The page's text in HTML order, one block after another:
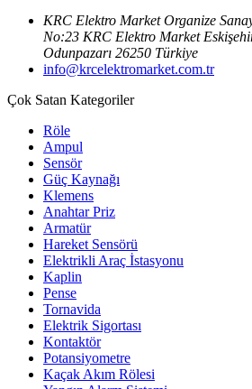
KRC Elektro Market Organize
No:23 KRC Elektro Market
Odunpazarı 26250 Türkiye
info@krcelektromarket.com.tr
Çok Satan Kategoriler
Röle
Ampul
Sensör
Güç Kaynağı
Klemens
Anahtar Priz
Armatür
Hareket Sensörü
Elektrikli Araç İstasyonu
Kaplin
Pense
Tornavida
Elektrik Sigortası
Kontaktör
Potansiyometre
Kaçak Akım Rölesi